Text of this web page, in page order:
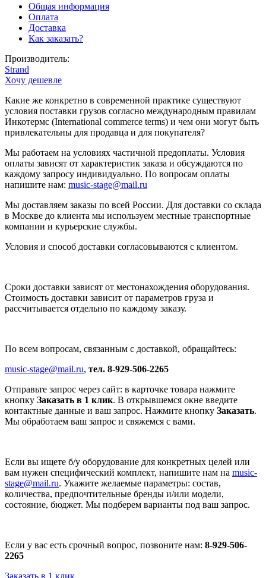
Общая информация
Оплата
Доставка
Как заказать?
Производитель:
Strand
Хочу дешевле
Какие же конкретно в современной практике существуют
условия поставки грузов согласно международным правилам
Инкотермс (International commerce terms) и чем они могут быть
привлекательны для продавца и для покупателя?
Мы работаем на условиях частичной предоплаты. Условия
оплаты зависят от характеристик заказа и обсуждаются по
каждому запросу индивидуально. По вопросам оплаты
напишите нам: music-stage@mail.ru
Мы доставляем заказы по всей России. Для доставки со склада
в Москве до клиента мы используем местные транспортные
компании и курьерские службы.
Условия и способ доставки согласовываются с клиентом.
Сроки доставки зависят от местонахождения оборудования.
Стоимость доставки зависит от параметров груза и
рассчитывается отдельно по каждому заказу.
По всем вопросам, связанным с доставкой, обращайтесь:
music-stage@mail.ru, тел. 8-929-506-2265
Отправьте запрос через сайт: в карточке товара нажмите
кнопку Заказать в 1 клик. В открывшемся окне введите
контактные данные и ваш запрос. Нажмите кнопку Заказать.
Мы обработаем ваш запрос и свяжемся с вами.
Если вы ищете б/у оборудование для конкретных целей или
вам нужен специфический комплект, напишите нам на music-
stage@mail.ru. Укажите желаемые параметры: состав,
количества, предпочтительные бренды и/или модели,
состояние, бюджет. Мы подберем варианты под ваш запрос.
Если у вас есть срочный вопрос, позвоните нам: 8-929-506-
2265
Заказать в 1 клик